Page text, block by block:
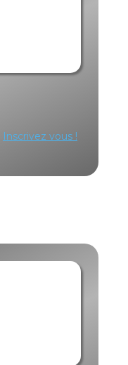
Inscrivez vous !